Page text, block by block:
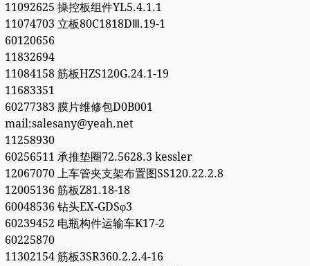
11092625 操控板组件YL5.4.1.1
11074703 立板80C1818DⅢ.19-1
60120656
11832694
11084158 筋板HZS120G.24.1-19
11683351
60277383 膜片维修包D0B001
mail:salesany@yeah.net
11258930
60256511 承推垫圈72.5628.3 kessler
12067070 上车管夹支架布置图SS120.22.2.8
12005136 筋板Z81.18-18
60048536 钻头EX-GDSφ3
60239452 电瓶构件运输车K17-2
60225870
11302154 筋板3SR360.2.2.4-16